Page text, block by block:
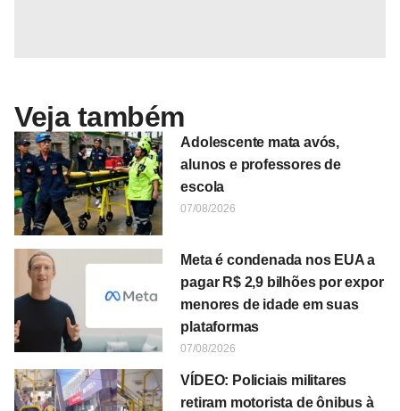
Veja também
Adolescente mata avós,
alunos e professores de
escola
07/08/2026
Meta é condenada nos EUA a
pagar R$ 2,9 bilhões por expor
menores de idade em suas
plataformas
07/08/2026
VÍDEO: Policiais militares
retiram motorista de ônibus à